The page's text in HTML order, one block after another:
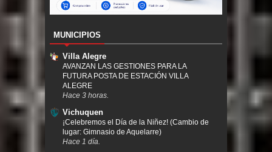
MUNICIPIOS
Villa Alegre
AVANZAN LAS GESTIONES PARA LA
FUTURA POSTA DE ESTACIÓN VILLA
ALEGRE
Hace 3 horas.
Vichuquen
¡Celebremos el Día de la Niñez! (Cambio de
lugar: Gimnasio de Aquelarre)
Hace 1 día.